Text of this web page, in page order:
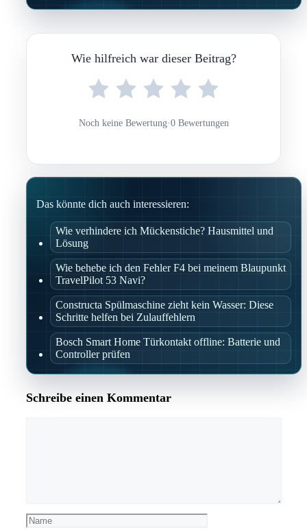
Wie hilfreich war dieser Beitrag?
Noch keine Bewertung·0 Bewertungen
Das könnte dich auch interessieren:
Wie verhindere ich Mückenstiche? Hausmittel und
Lösung
Wie behebe ich den Fehler F4 bei meinem Blaupunkt
TravelPilot 53 Navi?
Constructa Spülmaschine zieht kein Wasser: Diese
Schritte helfen bei Zulauffehlern
Bosch Smart Home Türkontakt offline: Batterie und
Controller prüfen
Schreibe einen Kommentar
Name